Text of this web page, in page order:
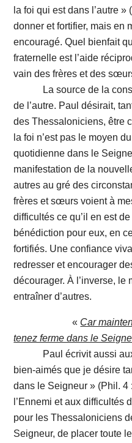
la foi qui est dans l’autre
donner et fortifier, mais en
encouragé. Quel bienfait
fraternelle est l’aide
vain des frères et des
La source de la
de l’autre. Paul désirait,
des Thessaloniciens, être
la foi n’est pas le moyen
quotidienne dans le
manifestation de la
autres au gré des
frères et sœurs voient à
difficultés ce qu’il en est
bénédiction pour eux, en
fortifiés. Une confiance
redresser et encourager
décourager. À l’inverse, le
entraîner d’autres.
« Car
tenez ferme dans le
Paul écrivit aussi aux
bien-aimés que je désire
dans le Seigneur » (Phil. 4
l’Ennemi et aux difficultés
pour les Thessaloniciens
Seigneur, de placer toute